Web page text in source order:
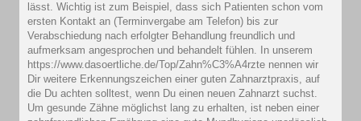
lässt. Wichtig ist zum Beispiel, dass sich Patienten schon vom
ersten Kontakt an (Terminvergabe am Telefon) bis zur
Verabschiedung nach erfolgter Behandlung freundlich und
aufmerksam angesprochen und behandelt fühlen. In unserem
https://www.dasoertliche.de/Top/Zahn%C3%A4rzte nennen wir
Dir weitere Erkennungszeichen einer guten Zahnarztpraxis, auf
die Du achten solltest, wenn Du einen neuen Zahnarzt suchst.
Um gesunde Zähne möglichst lang zu erhalten, ist neben einer